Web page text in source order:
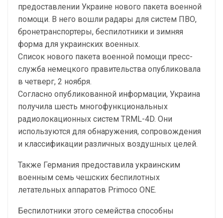
предоставлении Украине нового пакета военной
помощи. В него вошли радары для систем ПВО,
бронетранспортеры, беспилотники и зимняя
форма для украинских военных.
Список нового пакета военной помощи пресс-
служба немецкого правительства опубликовала
в четверг, 2 ноября.
Согласно опубликованной информации, Украина
получила шесть многофункциональных
радиолокационных систем TRML-4D. Они
используются для обнаружения, сопровождения
и классификации различных воздушных целей.
Также Германия предоставила украинским
военным семь чешских беспилотных
летательных аппаратов Primoco ONE.
Беспилотники этого семейства способны